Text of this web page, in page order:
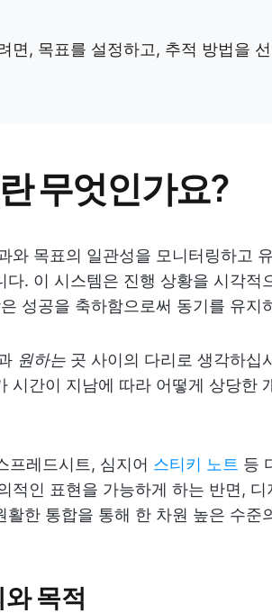
면, 목표를 설정하고, 추적 방법을
무엇인가요?
와 목표의 일관성을 모니터링하고
다. 이 시스템은 진행 상황을 시각적
성공을 축하함으로써 동기를 유지
원하는 곳 사이의 다리로 생각하십
시간이 지남에 따라 어떻게 상당한
프레드시트, 심지어 스티키 노트 등
적인 표현을 가능하게 하는 반면,
활한 통합을 통해 한 차원 높은 수준
목적